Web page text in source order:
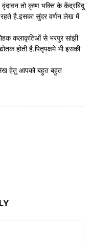
तो कृष्ण भक्ति के केंद्रबिंदु
रहते है.इसका सुंदर वर्णन लेख में
कलाकृतिओं से भरपुर सांझी
होती है.पितृपक्षमे भी इसकी
हेतु आपको बहुत बहुत